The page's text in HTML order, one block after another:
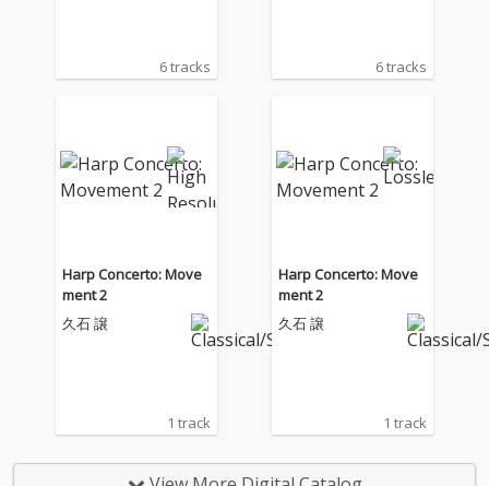
6 tracks 6 tracks
Harp Concerto: Move
ment 2
久石 譲
1 track
Harp Concerto: Move
ment 2
久石 譲
1 track